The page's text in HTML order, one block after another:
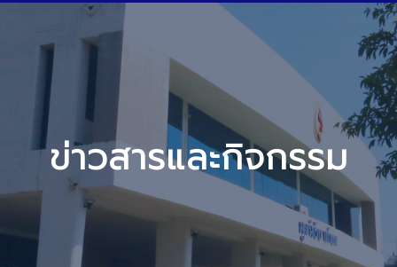
ข่าวสารและกิจกรรม